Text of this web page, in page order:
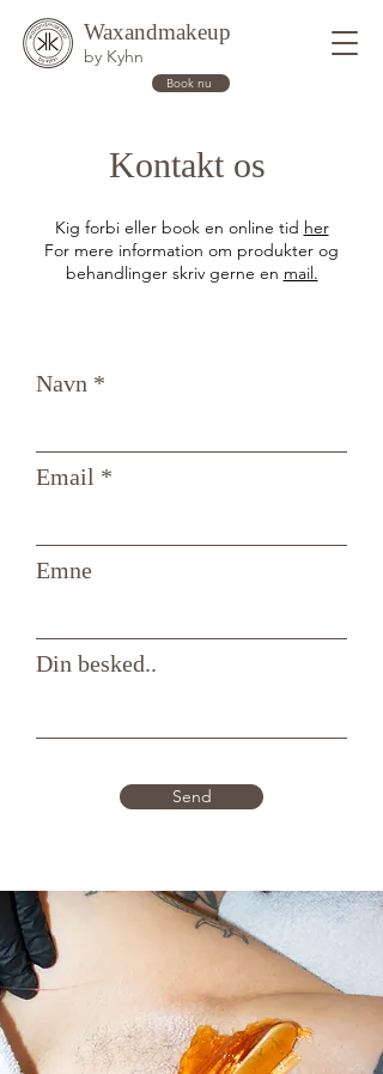
Waxandmakeup
by Kyhn
Book nu
Kontakt os
Kig forbi eller book en online tid her
For mere information om produkter og
behandlinger skriv gerne en mail.
Navn
Email
Emne
Din besked..
Send